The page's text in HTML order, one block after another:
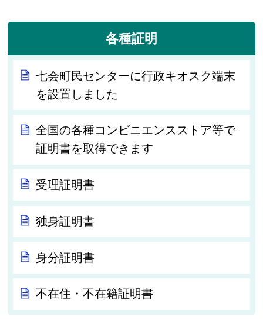
各種証明
七会町民センターに行政キオスク端末
を設置しました
全国の各種コンビニエンスストア等で
証明書を取得できます
受理証明書
独身証明書
身分証明書
不在住・不在籍証明書